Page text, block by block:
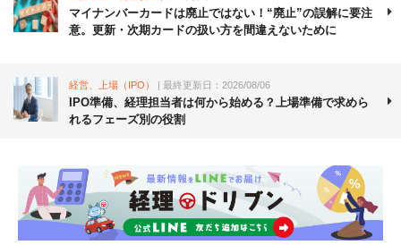
マイナンバーカードは廃止ではない！“廃止”の誤解に要注
意。更新・次期カードの扱い方を間違えないために
経営、上場（IPO） | 最終更新日：2026/08/06
IPO準備、経理担当者は何から始める？上場準備で求めら
れるフェーズ別の役割